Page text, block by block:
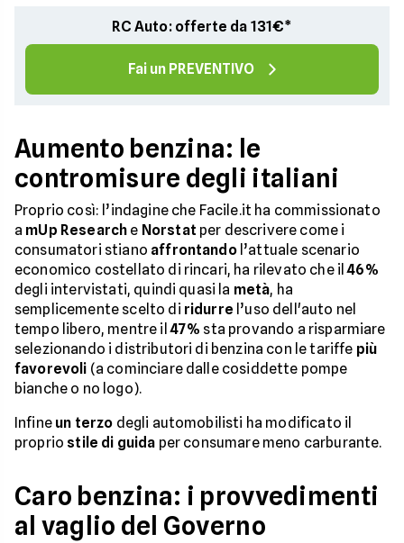
RC Auto: offerte da 131€*
Fai un PREVENTIVO
Aumento benzina: le
contromisure degli italiani
Proprio così: l’indagine che Facile.it ha commissionato
a mUp Research e Norstat per descrivere come i
consumatori stiano affrontandol’attuale scenario
economico costellato di rincari, ha rilevato che il46%
degli intervistati, quindi quasi la metà, ha
semplicemente scelto di ridurre l’uso dell'auto nel
tempo libero, mentre il47% sta provando a risparmiare
selezionando i distributori di benzina con le tariffe più
favorevoli (a cominciare dalle cosiddette pompe
bianche o no logo).
Infine un terzo degli automobilisti ha modificato il
proprio stile di guida per consumare meno carburante.
Caro benzina: i provvedimenti
al vaglio del Governo